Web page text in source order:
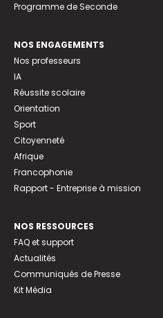
Programme de Seconde
NOS ENGAGEMENTS
Nos professeurs
IA
Réussite scolaire
Orientation
Sport
Citoyenneté
Afrique
Francophonie
Rapport - Entreprise à mission
NOS RESSOURCES
FAQ et support
Actualités
Communiqués de Presse
Kit Média